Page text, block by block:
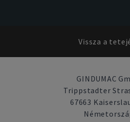
Vissza a
GINDUMAC
Trippstadter
67663